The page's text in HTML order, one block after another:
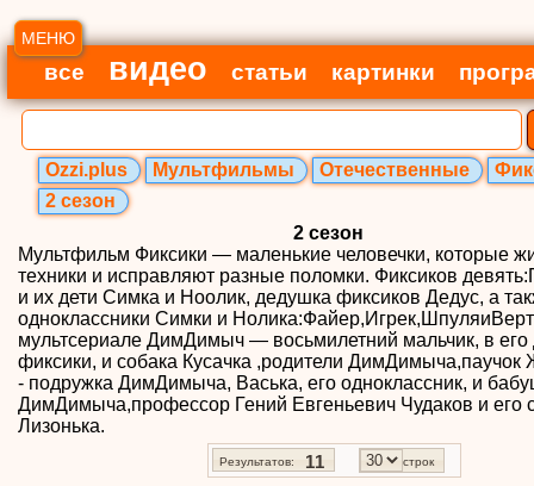
МЕНЮ
все видео статьи картинки
Ozzi.plus Мультфильмы Отечественные
2 сезон
2 сезон
Мультфильм Фиксики — маленькие человечки, которые
техники и исправляют разные поломки. Фиксиков
и их дети Симка и Ноолик, дедушка фиксиков Дедус, а
одноклассники Симки и
мультсериале ДимДимыч — восьмилетний мальчик, в его
фиксики, и собака Кусачка ,родители ДимДимыча,паучок
- подружка ДимДимыча, Васька, его одноклассник, и
ДимДимыча,профессор Гений Евгеньевич Чудаков и его
Лизонька.
Результатов: 11 строк